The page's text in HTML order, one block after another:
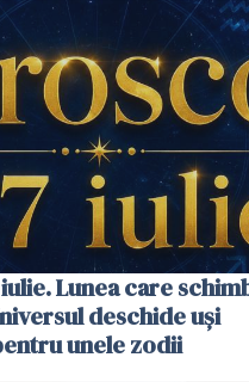
Lunea care
deschide uși
unele zodii